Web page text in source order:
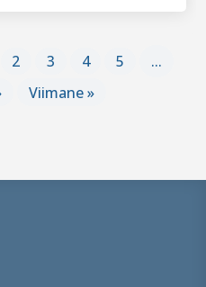
2 3 4 5
...
Viimane »